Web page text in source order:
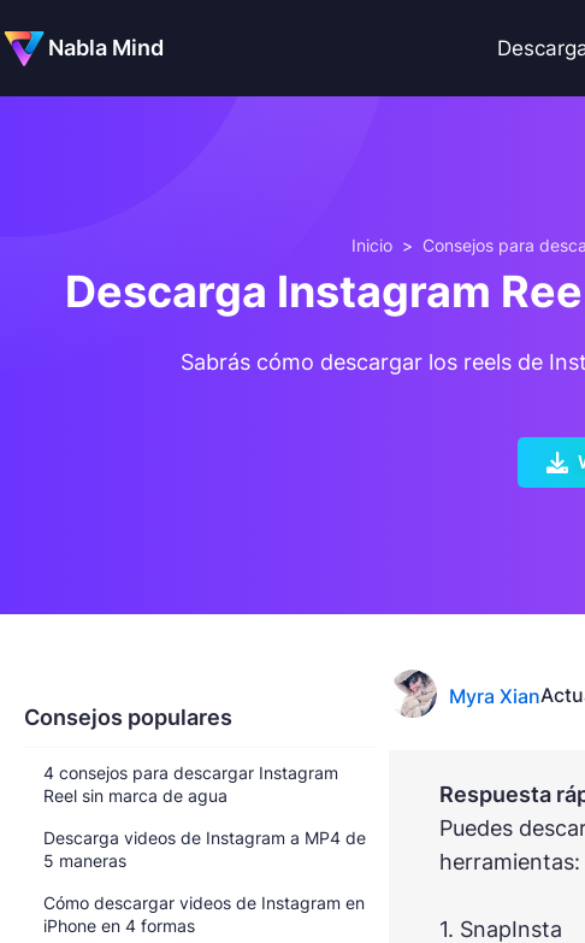
Nabla Mind
Inicio > Consejos para
Descarga Instagram
Sabrás cómo descargar los reels de
Consejos populares
4 consejos para descargar Instagram
Reel sin marca de agua
Descarga videos de Instagram a MP4 de
5 maneras
Cómo descargar videos de Instagram en
iPhone en 4 formas
Myra Xian
Respuesta
Puedes
herramientas:
1. SnapInsta